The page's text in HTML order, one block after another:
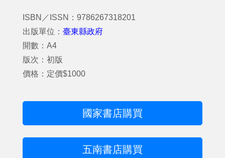
ISBN／ISSN：9786267318201
出版單位： 臺東縣政府
開數：A4
版次：初版
價格：定價$1000
國家書店購買
五南書店購買